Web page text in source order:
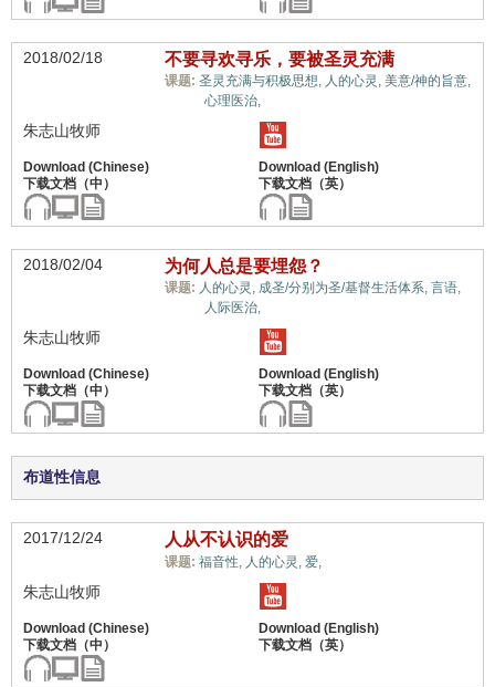
2018/02/18 不要寻欢寻乐，要被圣灵充满
课题: 圣灵充满与积极思想, 人的心灵, 美意/神的旨意,
心理医治,
朱志山牧师
2018/02/04 为何人总是要埋怨？
课题: 人的心灵, 成圣/分别为圣/基督生活体系, 言语,
人际医治,
朱志山牧师
布道性信息
2017/12/24 人从不认识的爱
课题: 福音性, 人的心灵, 爱,
朱志山牧师